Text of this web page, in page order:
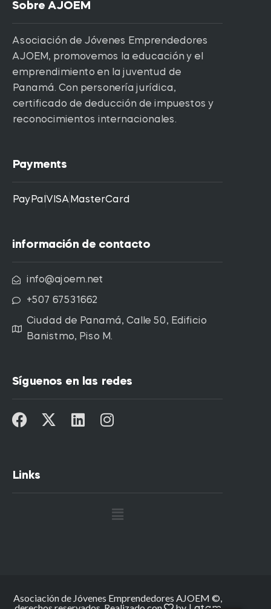
Sobre AJOEM
Asociación de Jóvenes Emprendedores
AJOEM, promovemos la educación y el
emprendimiento en la juventud de
Panamá. Con personería jurídica,
certificado de deducción de impuestos y
reconocimientos internacionales.
Payments
PayPal VISA MasterCard
información de contacto
info@ajoem.net
+507 67531662
Ciudad de Panamá, Calle 50, Edificio
Banistmo, Piso M.
Síguenos en las redes
Links
Asociación de Jóvenes Emprendedores AJOEM ©,